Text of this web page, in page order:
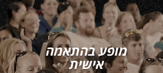
מופע בהתאמה
אישית